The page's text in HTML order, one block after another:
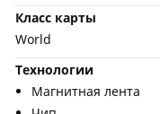
Класс карты
World
Технологии
Магнитная лента